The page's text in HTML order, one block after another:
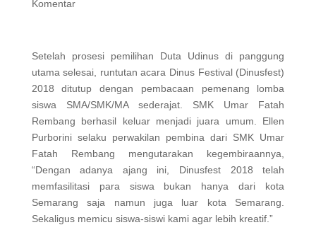
Komentar
Setelah prosesi pemilihan Duta Udinus di panggung
utama selesai, runtutan acara Dinus Festival (Dinusfest)
2018 ditutup dengan pembacaan pemenang lomba
siswa SMA/SMK/MA sederajat. SMK Umar Fatah
Rembang berhasil keluar menjadi juara umum. Ellen
Purborini selaku perwakilan pembina dari SMK Umar
Fatah Rembang mengutarakan kegembiraannya,
“Dengan adanya ajang ini, Dinusfest 2018 telah
memfasilitasi para siswa bukan hanya dari kota
Semarang saja namun juga luar kota Semarang.
Sekaligus memicu siswa-siswi kami agar lebih kreatif.”